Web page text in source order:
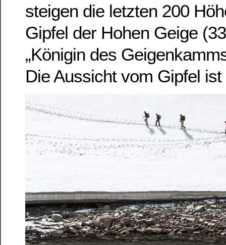
steigen die letzten 200
Gipfel der Hohen Geige
„Königin des
Die Aussicht vom Gipfel